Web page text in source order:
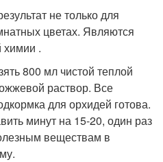
не только для
цветах. Являются
химии .
800 мл чистой теплой
раствор. Все
для орхидей готова.
минут на 15-20, один раз
веществам в